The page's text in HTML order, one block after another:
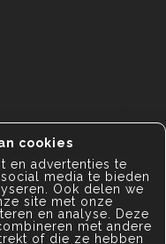
cookies
en advertenties te
media te bieden
Ook delen we
site met onze
en analyse. Deze
met andere
of die ze hebben